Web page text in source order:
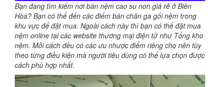
Bạn đang tìm kiếm nơi bán nệm cao su non giá rẻ ở Biên
Hòa? Bạn có thể đến các điểm bán chăn ga gối nệm trong
khu vực để đặt mua. Ngoài cách này thì bạn có thể đặt mua
nệm online tại các website thương mại điện tử như Tổng kho
nệm. Mỗi cách đều có các ưu nhược điểm riêng cho nên tùy
theo từng điều kiện mà người tiêu dùng có thể lựa chọn được
cách phù hợp nhất.